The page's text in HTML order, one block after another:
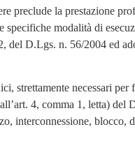
preclude la prestazione
modalità di
del D.Lgs. n. 56/2004 ed
strettamente necessari
4, comma 1, letta) del
interconnessione, blocco,